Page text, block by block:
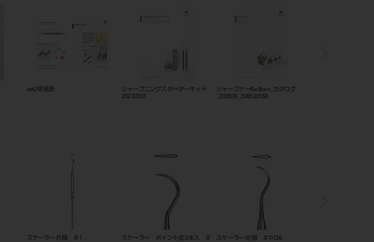
est2早見表
シャープニングスターターキット
20230331
シャープナーRe Born_カタログ
_202505_208530168
スケーラー 片頭 ＃1
スケーラー ポイント式 3本入 ＃
スケーラー 片頭 ＃11DA